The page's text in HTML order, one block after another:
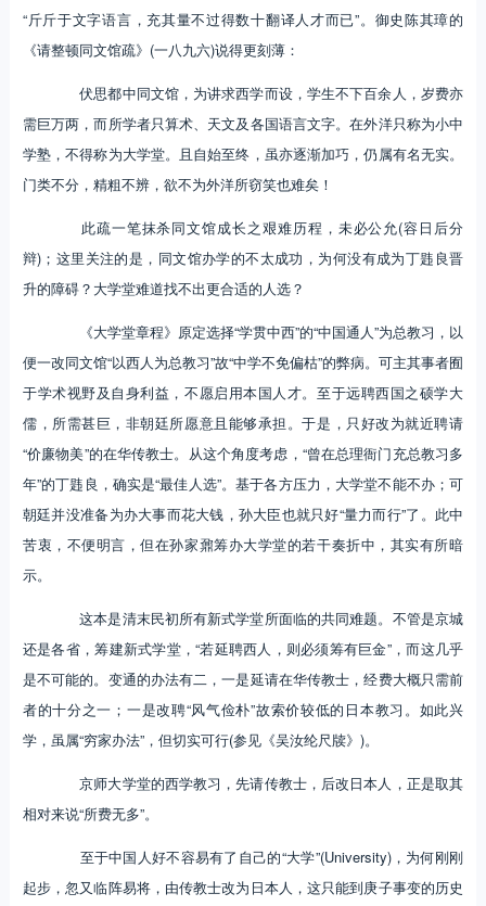
“斤斤于文字语言，充其量不过得数十翻译人才而已”。御史陈其璋的
《请整顿同文馆疏》(一八九六)说得更刻薄：
伏思都中同文馆，为讲求西学而设，学生不下百余人，岁费亦
需巨万两，而所学者只算术、天文及各国语言文字。在外洋只称为小中
学塾，不得称为大学堂。且自始至终，虽亦逐渐加巧，仍属有名无实。
门类不分，精粗不辨，欲不为外洋所窃笑也难矣！
此疏一笔抹杀同文馆成长之艰难历程，未必公允(容日后分
辩)；这里关注的是，同文馆办学的不太成功，为何没有成为丁韪良晋
升的障碍？大学堂难道找不出更合适的人选？
《大学堂章程》原定选择“学贯中西”的“中国通人”为总教习，以
便一改同文馆“以西人为总教习”故“中学不免偏枯”的弊病。可主其事者囿
于学术视野及自身利益，不愿启用本国人才。至于远聘西国之硕学大
儒，所需甚巨，非朝廷所愿意且能够承担。于是，只好改为就近聘请
“价廉物美”的在华传教士。从这个角度考虑，“曾在总理衙门充总教习多
年”的丁韪良，确实是“最佳人选”。基于各方压力，大学堂不能不办；可
朝廷并没准备为办大事而花大钱，孙大臣也就只好“量力而行”了。此中
苦衷，不便明言，但在孙家鼐筹办大学堂的若干奏折中，其实有所暗
示。
这本是清末民初所有新式学堂所面临的共同难题。不管是京城
还是各省，筹建新式学堂，“若延聘西人，则必须筹有巨金”，而这几乎
是不可能的。变通的办法有二，一是延请在华传教士，经费大概只需前
者的十分之一；一是改聘“风气俭朴”故索价较低的日本教习。如此兴
学，虽属“穷家办法”，但切实可行(参见《吴汝纶尺牍》)。
京师大学堂的西学教习，先请传教士，后改日本人，正是取其
相对来说“所费无多”。
至于中国人好不容易有了自己的“大学”(University)，为何刚刚
起步，忽又临阵易将，由传教士改为日本人，这只能到庚子事变的历史